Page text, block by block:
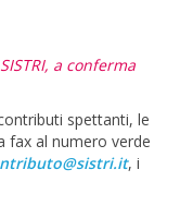
a conferma
spettanti, le
fax al numero verde
, i